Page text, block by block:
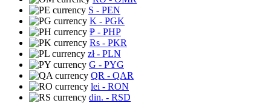
S - PEN
K - PGK
₱ - PHP
Rs - PKR
zł- PLN
G - PYG
QR - QAR
lei - RON
din. - RSD